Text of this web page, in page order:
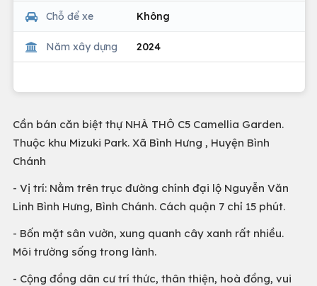
Chỗ để xe Không
Năm xây dựng 2024
Cần bán căn biệt thự NHÀ THÔ C5 Camellia Garden.
Thuộc khu Mizuki Park. Xã Bình Hưng , Huyện Bình
Chánh
- Vị trí: Nằm trên trục đường chính đại lộ Nguyễn Văn
Linh Bình Hưng, Bình Chánh. Cách quận 7 chỉ 15 phút.
- Bốn mặt sân vườn, xung quanh cây xanh rất nhiều.
Môi trường sống trong lành.
- Cộng đồng dân cư trí thức, thân thiện, hoà đồng, vui